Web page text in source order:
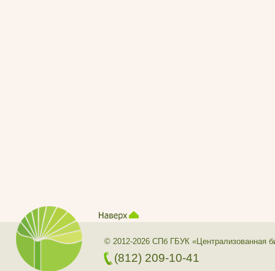
© 2012-2026 СПб ГБУК «Централизованная
(812) 209-10-41